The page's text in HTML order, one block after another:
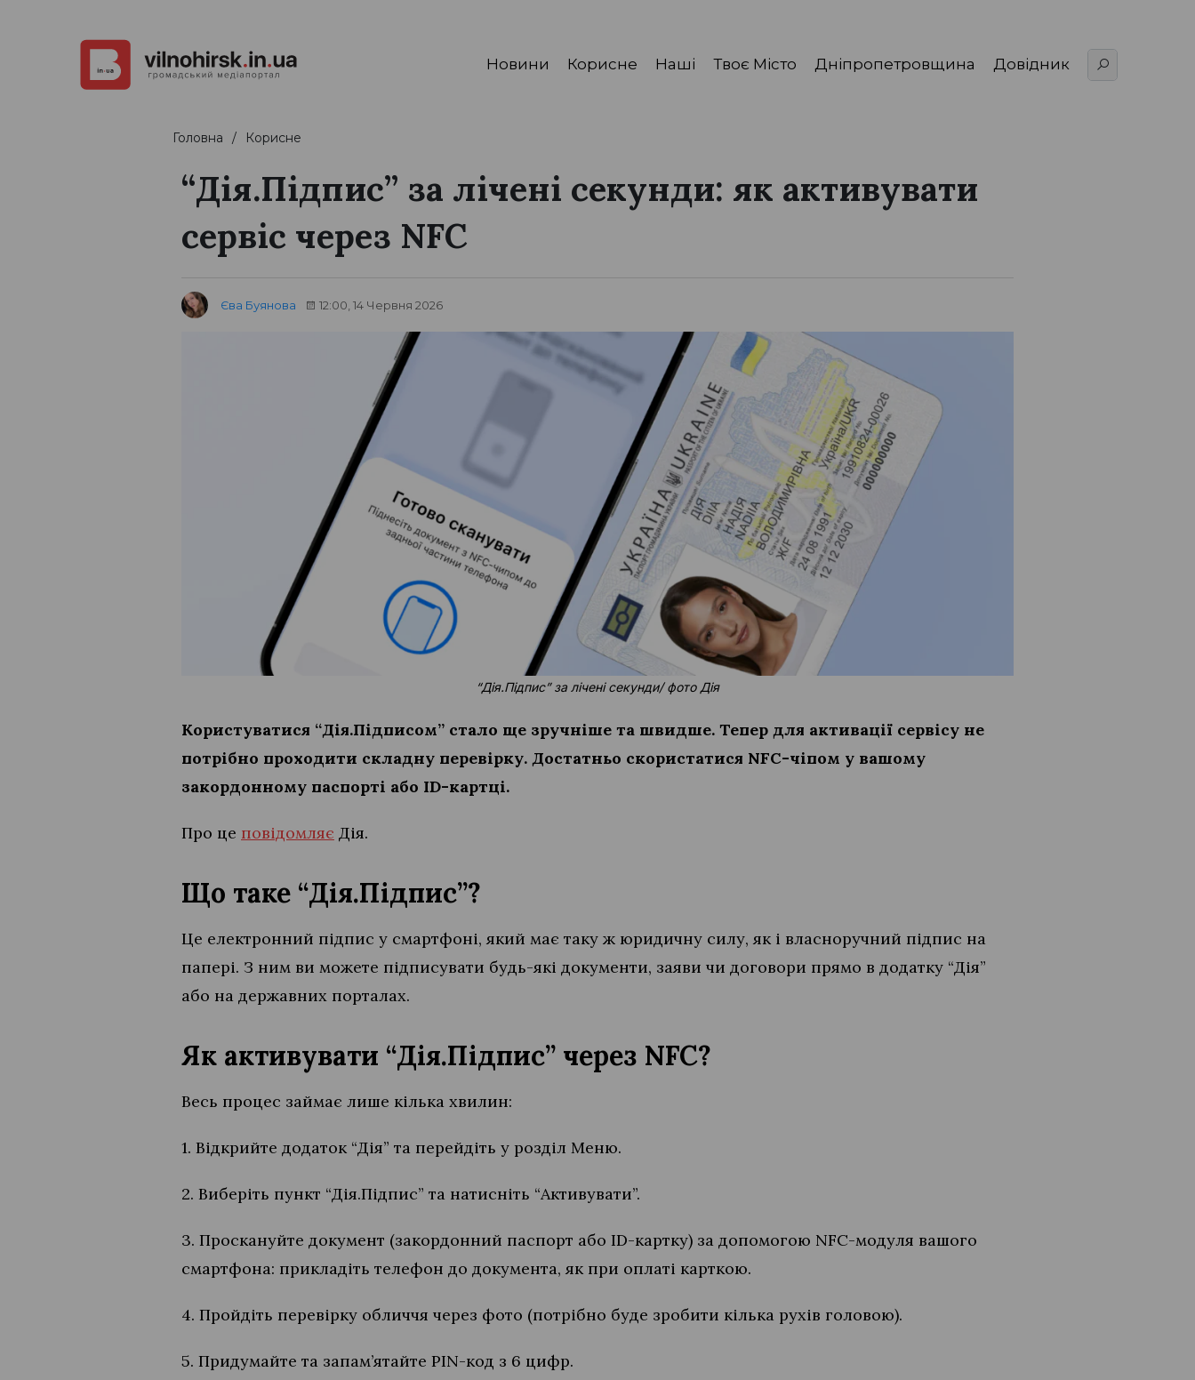
Новини Корисне Наші Твоє Місто Дніпропетровщина Довідник
Головна Корисне
“Дія.Підпис” за лічені секунди: як активувати
сервіс через NFC
Єва Буянова 12:00, 14 Червня 2026
“Дія.Підпис” за лічені секунди/ фото Дія
Користуватися “Дія.Підписом” стало ще зручніше та швидше. Тепер для активації сервісу не
потрібно проходити складну перевірку. Достатньо скористатися NFC-чіпом у вашому
закордонному паспорті або ID-картці.
Про це повідомляє Дія.
Що таке “Дія.Підпис”?
Це електронний підпис у смартфоні, який має таку ж юридичну силу, як і власноручний підпис на
папері. З ним ви можете підписувати будь-які документи, заяви чи договори прямо в додатку “Дія”
або на державних порталах.
Як активувати “Дія.Підпис” через NFC?
Весь процес займає лише кілька хвилин:
1. Відкрийте додаток “Дія” та перейдіть у розділ Меню.
2. Виберіть пункт “Дія.Підпис” та натисніть “Активувати”.
3. Проскануйте документ (закордонний паспорт або ID-картку) за допомогою NFC-модуля вашого
смартфона: прикладіть телефон до документа, як при оплаті карткою.
4. Пройдіть перевірку обличчя через фото (потрібно буде зробити кілька рухів головою).
5. Придумайте та запам’ятайте PIN-код з 6 цифр.